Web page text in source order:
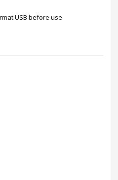
USB before use